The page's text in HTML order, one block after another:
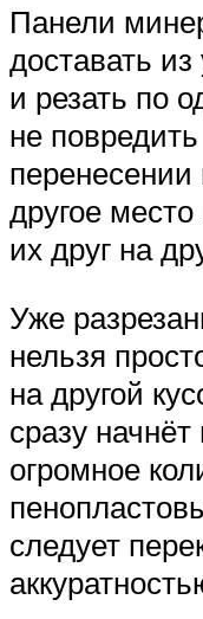
Панели
доставать
и резать по
не
перенесении
другое
их друг на
Уже
нельзя
на другой
сразу
огромное
следует